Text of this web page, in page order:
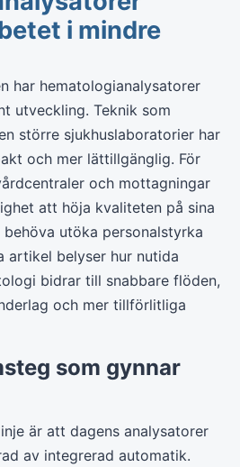
i mindre
har hematologianalysatorer
utveckling. Teknik som
större sjukhuslaboratorier har
och mer lättillgänglig. För
och mottagningar
att höja kvaliteten på sina
utöka personalstyrka
artikel belyser hur nutida
bidrar till snabbare flöden,
och mer tillförlitliga
som gynnar
är att dagens analysatorer
av integrerad automatik.